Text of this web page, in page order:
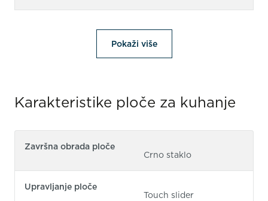
Pokaži više
Karakteristike ploče za kuhanje
Završna obrada ploče
Crno staklo
Upravljanje ploče
Touch slider